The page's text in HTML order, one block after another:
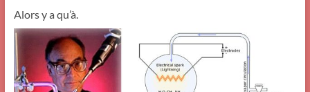
Alors y a qu’à.